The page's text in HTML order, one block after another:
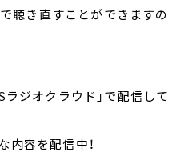
聴き直すことができますの
ジオクラウド」で配信して
内容を配信中！